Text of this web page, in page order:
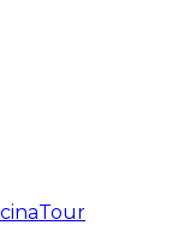
Tour